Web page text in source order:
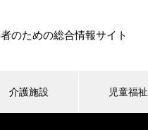
のための総合情報サイト
介護施設 児童福祉